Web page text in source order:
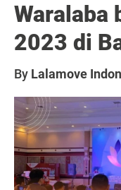
Waralaba
2023 di
By Lalamove